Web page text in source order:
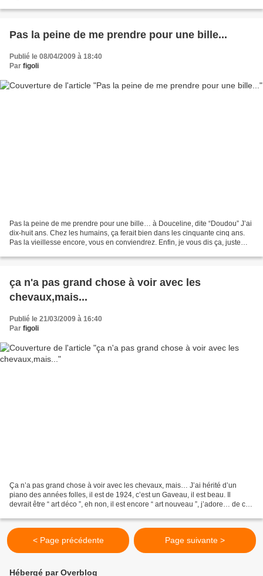
Pas la peine de me prendre pour une bille...
Publié le 08/04/2009 à 18:40
Par figoli
Pas la peine de me prendre pour une bille… à Douceline, dite “Doudou” J’ai
dix-huit ans. Chez les humains, ça ferait bien dans les cinquante cinq ans.
Pas la vieillesse encore, vous en conviendrez. Enfin, je vous dis ça, juste
ça n'a pas grand chose à voir avec les
chevaux,mais...
Publié le 21/03/2009 à 16:40
Par figoli
Ça n’a pas grand chose à voir avec les chevaux, mais… J’ai hérité d’un
piano des années folles, il est de 1924, c’est un Gaveau, il est beau. Il
devrait être “ art déco ”, eh non, il est encore “ art nouveau ”, j’adore… de ce
< Page précédente Page suivante >
Hébergé par Overblog